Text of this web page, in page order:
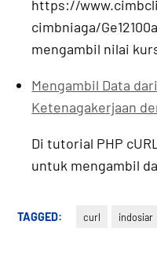
https://
cimbniaga/
mengambil nilai
Mengambil Data
Ketenagakerjaan
Di tutorial PHP
untuk mengambil
TAGGED: curl indosiar